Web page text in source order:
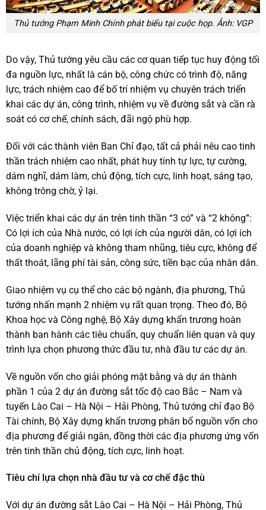
Thủ tướng Phạm Minh Chính phát biểu tại cuộc họp. Ảnh: VGP
Do vậy, Thủ tướng yêu cầu các cơ quan tiếp tục huy động tối
đa nguồn lực, nhất là cán bộ, công chức có trình độ, năng
lực, trách nhiệm cao để bố trí nhiệm vụ chuyên trách triển
khai các dự án, công trình, nhiệm vụ về đường sắt và cần rà
soát có cơ chế, chính sách, đãi ngộ phù hợp.
Đối với các thành viên Ban Chỉ đạo, tất cả phải nêu cao tinh
thần trách nhiệm cao nhất, phát huy tính tự lực, tự cường,
dám nghĩ, dám làm, chủ động, tích cực, linh hoạt, sáng tạo,
không trông chờ, ỷ lại.
Việc triển khai các dự án trên tinh thần “3 có” và “2 không”:
Có lợi ích của Nhà nước, có lợi ích của người dân, có lợi ích
của doanh nghiệp và không tham nhũng, tiêu cực, không để
thất thoát, lãng phí tài sản, công sức, tiền bạc của nhân dân.
Giao nhiệm vụ cụ thể cho các bộ ngành, địa phương, Thủ
tướng nhấn mạnh 2 nhiệm vụ rất quan trọng. Theo đó, Bộ
Khoa học và Công nghệ, Bộ Xây dựng khẩn trương hoàn
thành ban hành các tiêu chuẩn, quy chuẩn liên quan và quy
trình lựa chọn phương thức đầu tư, nhà đầu tư các dự án.
Về nguồn vốn cho giải phóng mặt bằng và dự án thành
phần 1 của 2 dự án đường sắt tốc độ cao Bắc – Nam và
tuyến Lào Cai – Hà Nội – Hải Phòng, Thủ tướng chỉ đạo Bộ
Tài chính, Bộ Xây dựng khẩn trương phân bổ nguồn vốn cho
địa phương để giải ngân, đồng thời các địa phương ứng vốn
trên tinh thần chủ động, tích cực, linh hoạt.
Tiêu chí lựa chọn nhà đầu tư và cơ chế đặc thù
Với dự án đường sắt Lào Cai – Hà Nội – Hải Phòng, Thủ